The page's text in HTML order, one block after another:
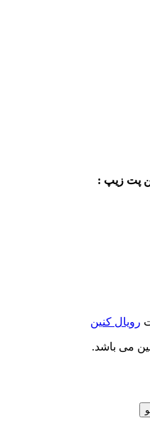
پت زیپ :
رویال کنین
می باشد.